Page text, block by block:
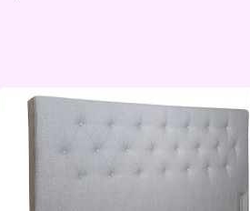
Hypnos mööblikangaga voodipeats
Otsi sarnaseid